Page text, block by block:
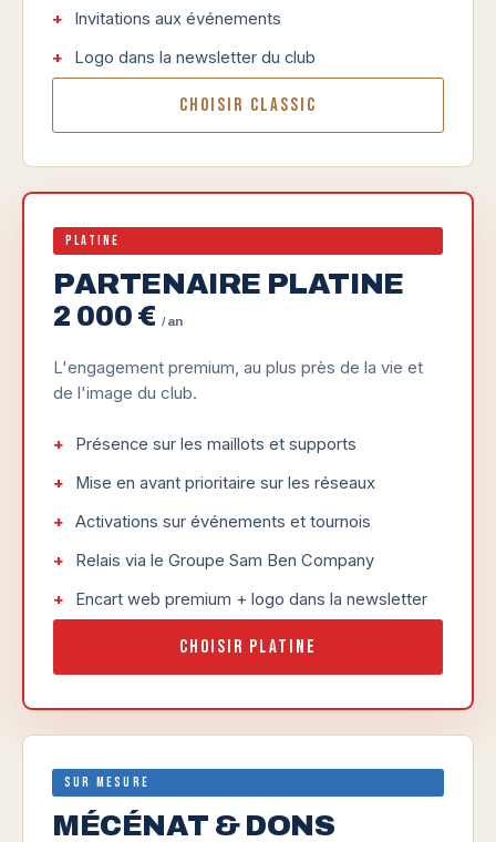
Invitations aux événements
Logo dans la newsletter du club
Choisir Classic
Platine
PARTENAIRE PLATINE
2 000 € / an
L'engagement premium, au plus près de la vie et
de l'image du club.
Présence sur les maillots et supports
Mise en avant prioritaire sur les réseaux
Activations sur événements et tournois
Relais via le Groupe Sam Ben Company
Encart web premium + logo dans la newsletter
Choisir Platine
Sur mesure
MÉCÉNAT & DONS